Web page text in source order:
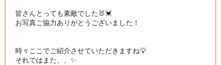
皆さんとっても素敵でした🐰💓
お写真ご協力ありがとうございました！
時々ここでご紹介させていただきますね💡
それではまた、、✨